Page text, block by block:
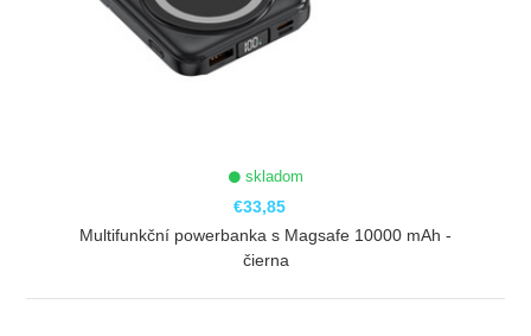
skladom
€33,85
Multifunkční powerbanka s Magsafe 10000 mAh -
čierna